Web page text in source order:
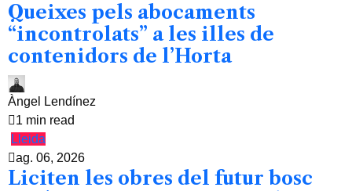
Queixes pels abocaments
“incontrolats” a les illes de
contenidors de l’Horta
Àngel Lendínez
1 min read
Lleida
ag. 06, 2026
Liciten les obres del futur bosc